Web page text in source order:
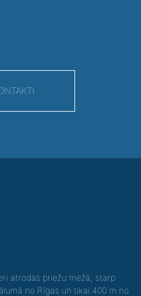
atrodas priežu mežā, starp
no Rīgas un tikai 400 m no